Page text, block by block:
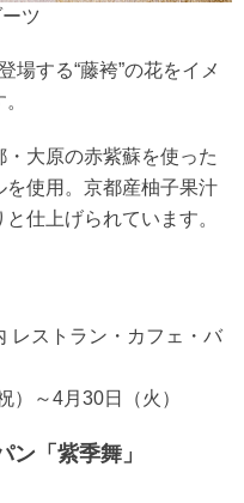
ツ
場する“藤袴”の花をイメ
大原の赤紫蘇を使った
使用。京都産柚子果汁
仕上げられています。
レストラン・カフェ・バ
）～4月30日（火）
「紫季舞」